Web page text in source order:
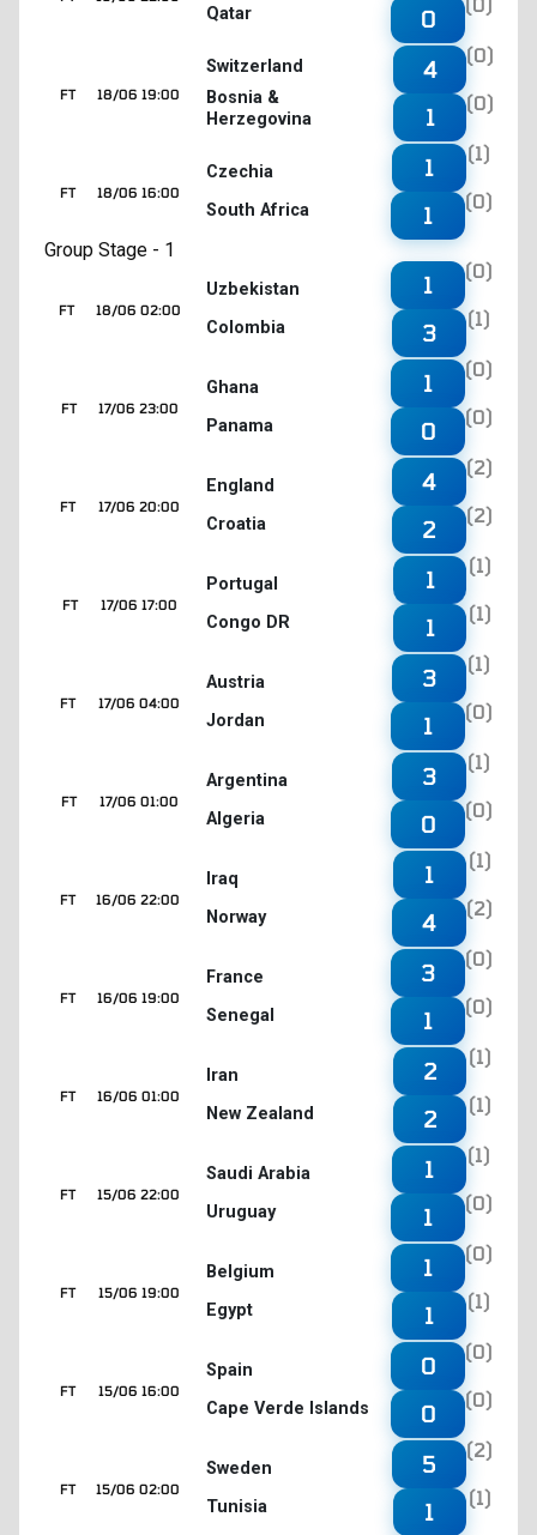
Qatar 0
18/06 19:00
FT
Switzerland
Bosnia &
Herzegovina
4
(0)
1
(0)
18/06 16:00
FT
Czechia
South Africa
1
(1)
1
(0)
Group Stage - 1
18/06 02:00
FT
Uzbekistan
Colombia
1
(0)
3
(1)
17/06 23:00
FT
Ghana
Panama
1
(0)
0
(0)
17/06 20:00
FT
England
Croatia
4
(2)
2
(2)
17/06 17:00
FT
Portugal
Congo DR
1
(1)
1
(1)
17/06 04:00
FT
Austria
Jordan
3
(1)
1
(0)
17/06 01:00
FT
Argentina
Algeria
3
(1)
0
(0)
16/06 22:00
FT
Iraq
Norway
1
(1)
4
(2)
16/06 19:00
FT
France
Senegal
3
(0)
1
(0)
16/06 01:00
FT
Iran
New Zealand
2
(1)
2
(1)
15/06 22:00
FT
Saudi Arabia
Uruguay
1
(1)
1
(0)
15/06 19:00
FT
Belgium
Egypt
1
(0)
1
(1)
15/06 16:00
FT
Spain
Cape Verde Islands
0
(0)
0
(0)
15/06 02:00
FT
Sweden
Tunisia
5
(2)
1
(1)